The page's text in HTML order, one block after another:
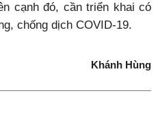
cạnh đó, cần triển khai có
chống dịch COVID-19.
Khánh Hùng